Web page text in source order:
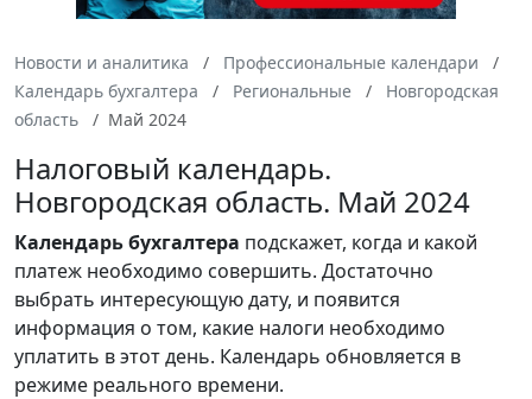
Новости и аналитика
Профессиональные календари
Календарь бухгалтера
Региональные
Новгородская
область
Май 2024
Налоговый календарь.
Новгородская область. Май 2024
Календарьбухгалтера подскажет, когда и какой
платеж необходимо совершить. Достаточно
выбрать интересующую дату, и появится
информация о том, какие налоги необходимо
уплатить в этот день. Календарь обновляется в
режиме реального времени.